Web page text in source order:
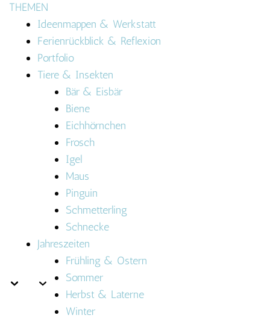
THEMEN
Ideenmappen & Werkstatt
Ferienrückblick & Reflexion
Portfolio
Tiere & Insekten
Bär & Eisbär
Biene
Eichhörnchen
Frosch
Igel
Maus
Pinguin
Schmetterling
Schnecke
Jahreszeiten
Frühling & Ostern
Sommer
Herbst & Laterne
Winter